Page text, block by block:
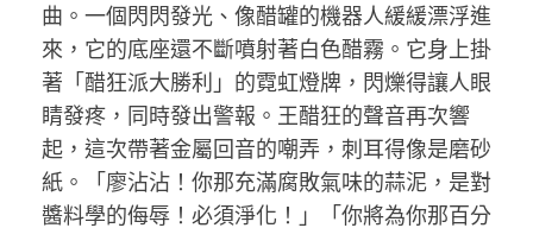
曲。一個閃閃發光、像醋罐的機器人緩緩漂浮進
來，它的底座還不斷噴射著白色醋霧。它身上掛
著「醋狂派大勝利」的霓虹燈牌，閃爍得讓人眼
睛發疼，同時發出警報。王醋狂的聲音再次響
起，這次帶著金屬回音的嘲弄，刺耳得像是磨砂
紙。「廖沾沾！你那充滿腐敗氣味的蒜泥，是對
醬料學的侮辱！必須淨化！」「你將為你那百分